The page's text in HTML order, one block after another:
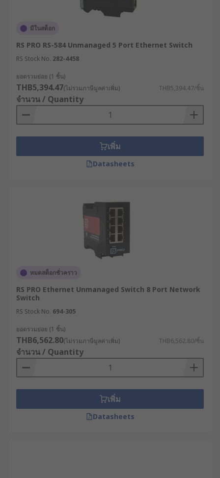
อุตสาหกรรมน้ำมัน ก๊าซ และปิโตรเคมี : สภาพ
สารเคมี ก๊าซไวไฟ และความเสี่ยงต่อการระเบิด
เน็ตเวิร์กสวิตซ์ที่ใช้ในพื้นที่เหล่านี้ต้องผ่าน
มาตรฐานการป้องกันการระเบิด และมีตัวถังแบบ
รุนแรง เพื่อใช้เชื่อมต่อระบบ SCADA กับเซ็นเซอร์
ตรวจวัดแรงดันและอุณหภูมิตามท่อส่งต่าง ๆ ได้
อย่างปลอดภัย
ระบบคมนาคมและขนส่งอัจฉริยะ : สำหรับการ
ผ่านทาง หรือระบบอาณัติสัญญาณในรถไฟฟ้า
เน็ตเวิร์กสวิตซ์ต้องเผชิญกับแรงสั่นสะเทือนสูง ฝุ่น
ควัน และสภาพอากาศภายนอก อุปกรณ์ที่ได้รับ
ในตู้คอนโทรลริมถนน เพื่อส่งข้อมูลวิดีโอจาก
กล้อง CCTV และข้อมูลเซ็นเซอร์กลับไปยังศูนย์
ควบคุมส่วนกลางแบบเรียลไทม์
ระบบโครงข่ายไฟฟ้าและสถานีไฟฟ้าย่อย :
ภายในสถานีไฟฟ้าย่อยมีคลื่นรบกวนทางแม่เหล็ก
(RFI) ในระดับที่รุนแรงมาก ซึ่งสามารถทำลาย
อุปกรณ์ไอทีทั่วไปได้ Industrial Network
Switch ที่ผ่านมาตรฐาน IEC 61850-3 ออกแบบ
มาเพื่อป้องกันคลื่นรบกวนเหล่านี้โดยเฉพาะ ช่วย
ให้การสื่อสารระหว่างอุปกรณ์ป้องกัน และระบบ
ควบคุมการจ่ายกระแสไฟฟ้าดำเนินไปได้อย่าง
แม่นยำ ป้องกันปัญหาไฟฟ้าดับในวงกว้าง
เลือกซื้อเน็ตเวิร์กสวิตซ์
คุณภาพสูงจากแบรนด์ชั้นนำ
ที่ RS
มีในสต็อก
RS PRO RS-584 Unmanaged 5 Port Ethernet Switch
RS Stock No. 282-4458
ยอดรวมย่อย (1 ชิ้น)
THB5,394.47(ไม่รวมภาษีมูลค่าเพิ่ม) THB5,394.47/ชิ้น
จำนวน / Quantity
เพิ่ม
Datasheets
หมดสต็อกชั่วคราว
RS PRO Ethernet Unmanaged Switch 8 Port Network
Switch
RS Stock No. 694-305
ยอดรวมย่อย (1 ชิ้น)
THB6,562.80(ไม่รวมภาษีมูลค่าเพิ่ม) THB6,562.80/ชิ้น
จำนวน / Quantity
เพิ่ม
Datasheets